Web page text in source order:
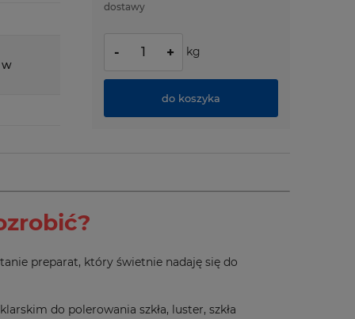
w
dostawy
- + kg
do koszyka
preparat, który świetnie nadaję się do
do polerowania szkła, luster, szkła